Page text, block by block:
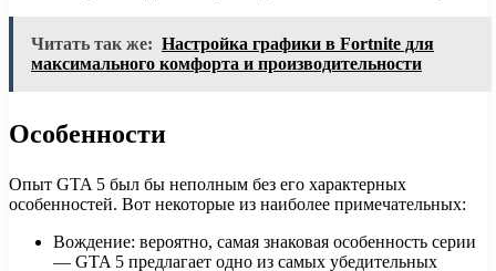
Читать так же: Настройка графики в Fortnite для
максимального комфорта и производительности
Особенности
Опыт GTA 5 был бы неполным без его характерных
особенностей. Вот некоторые из наиболее примечательных:
Вождение: вероятно, самая знаковая особенность серии
— GTA 5 предлагает одно из самых убедительных